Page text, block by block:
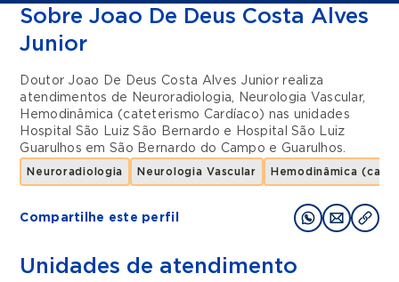
Sobre Joao De Deus Costa Alves
Junior
Doutor Joao De Deus Costa Alves Junior realiza
atendimentos de
Neuroradiologia, Neurologia Vascular,
Hemodinâmica (cateterismo Cardíaco) nas unidades
Hospital São Luiz São Bernardo e
Hospital São Luiz
Guarulhos emSão Bernardo do Campo e Guarulhos.
Neuroradiologia Neurologia Vascular Hemodinâmica
Compartilhe este perfil
Unidades de atendimento